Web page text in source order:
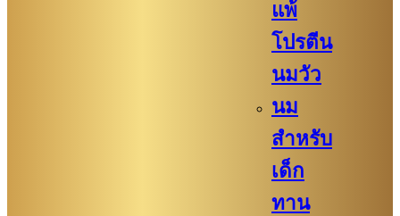
แพ้
โปรตีน
นมวัว
นม
สำหรับ
เด็ก
ทาน